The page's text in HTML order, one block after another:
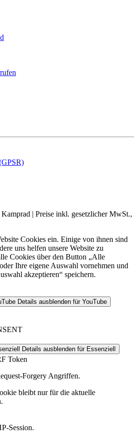
| Preise inkl. gesetzlicher MwSt.,
Cookies ein. Einige von ihnen sind
uns helfen unsere Website zu
Cookies über den Button „Alle
Ihre eigene Auswahl vornehmen und
akzeptieren“ speichern.
Details ausblenden für YouTube
Details ausblenden für Essenziell
Token
Forgery Angriffen.
bleibt nur für die aktuelle
Session.